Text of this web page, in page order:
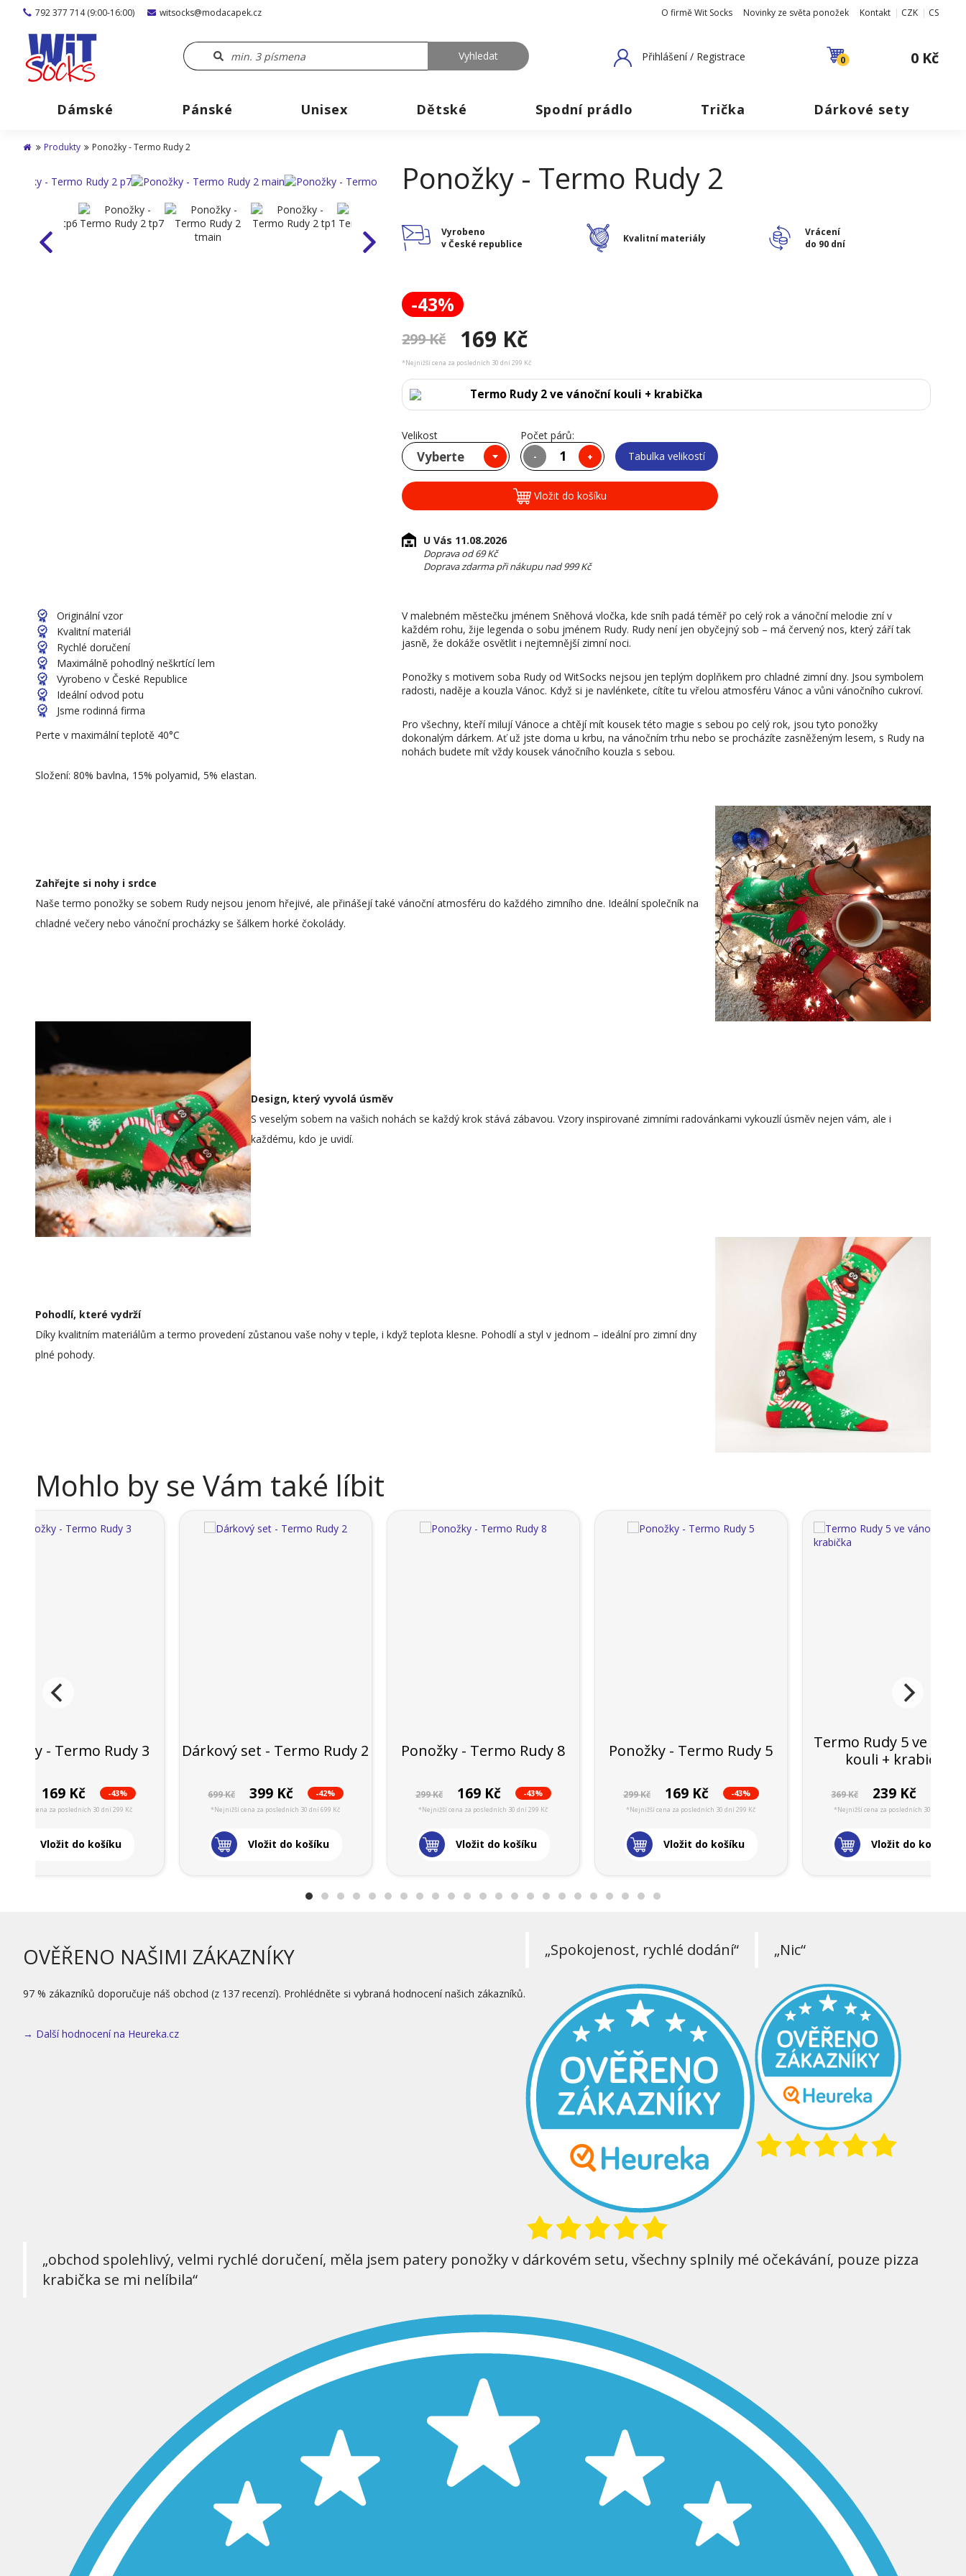
792 377 714 (9:00-16:00) witsocks@modacapek.cz O firmě Wit Socks Novinky ze světa ponožek Kontakt CZK CS
Přihlášení / Registrace 0 0 Kč
Dámské Pánské Unisex Dětské Spodní prádlo Trička Dárkové sety
Produkty Ponožky - Termo Rudy 2
Ponožky - Termo Rudy 2
Vyrobeno
v České republice
Kvalitní materiály
Vrácení
do 90 dní
-43%
299 Kč 169 Kč
*Nejnižší cena za posledních 30 dní 299 Kč
Termo Rudy 2 ve vánoční kouli + krabička
Velikost
Vyberte
Počet párů:
- + Tabulka velikostí
Vložit do košíku
U Vás 11.08.2026
Doprava od 69 Kč
Doprava zdarma při nákupu nad 999 Kč
Originální vzor
Kvalitní materiál
Rychlé doručení
Maximálně pohodlný neškrtící lem
Vyrobeno v České Republice
Ideální odvod potu
Jsme rodinná firma
Perte v maximální teplotě 40°C
Složení: 80% bavlna, 15% polyamid, 5% elastan.
V malebném městečku jménem Sněhová vločka, kde sníh padá téměř po celý rok a vánoční melodie zní v
každém rohu, žije legenda o sobu jménem Rudy. Rudy není jen obyčejný sob – má červený nos, který září tak
jasně, že dokáže osvětlit i nejtemnější zimní noci.
Ponožky s motivem soba Rudy od WitSocks nejsou jen teplým doplňkem pro chladné zimní dny. Jsou symbolem
radosti, naděje a kouzla Vánoc. Když si je navlénkete, cítíte tu vřelou atmosféru Vánoc a vůni vánočního cukroví.
Pro všechny, kteří milují Vánoce a chtějí mít kousek této magie s sebou po celý rok, jsou tyto ponožky
dokonalým dárkem. Ať už jste doma u krbu, na vánočním trhu nebo se procházíte zasněženým lesem, s Rudy na
nohách budete mít vždy kousek vánočního kouzla s sebou.
Zahřejte si nohy i srdce
Naše termo ponožky se sobem Rudy nejsou jenom hřejivé, ale přinášejí také vánoční atmosféru do každého zimního dne. Ideální společník na
chladné večery nebo vánoční procházky se šálkem horké čokolády.
Design, který vyvolá úsměv
S veselým sobem na vašich nohách se každý krok stává zábavou. Vzory inspirované zimními radovánkami vykouzlí úsměv nejen vám, ale i
každému, kdo je uvidí.
Pohodlí, které vydrží
Díky kvalitním materiálům a termo provedení zůstanou vaše nohy v teple, i když teplota klesne. Pohodlí a styl v jednom – ideální pro zimní dny
plné pohody.
Mohlo by se Vám také líbit
Ponožky - Termo Rudy 8
299 Kč 169 Kč -43%
*Nejnižší cena za posledních 30 dní 299 Kč
Vložit do košíku
Ponožky - Termo Rudy 5
299 Kč 169 Kč -43%
*Nejnižší cena za posledních 30 dní 299 Kč
Vložit do košíku
Termo Rudy 5 ve
kouli + krabička
369 Kč 239 Kč
*Nejnižší cena za posledních 30 dní 369 Kč
Vložit do košíku
- Termo Rudy 3
169 Kč -43%
*Nejnižší cena za posledních 30 dní 299 Kč
Vložit do košíku
Dárkový set - Termo Rudy 2
699 Kč 399 Kč -42%
*Nejnižší cena za posledních 30 dní 699 Kč
Vložit do košíku
OVĚŘENO NAŠIMI ZÁKAZNÍKY
97 % zákazníků doporučuje náš obchod (z 137 recenzí). Prohlédněte si vybraná hodnocení našich zákazníků.
→ Další hodnocení na Heureka.cz
„Spokojenost, rychlé dodání“ „Nic“
„obchod spolehlivý, velmi rychlé doručení, měla jsem patery ponožky v dárkovém setu, všechny splnily mé očekávání, pouze pizza
krabička se mi nelíbila“